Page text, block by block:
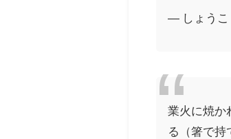
— しょうこ
業火に焼か
る（箸で持